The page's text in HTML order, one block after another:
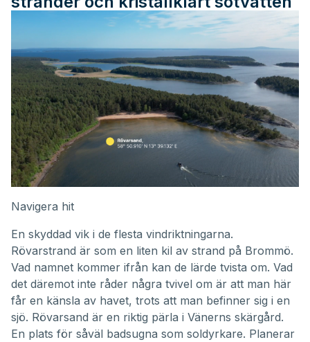
Navigera hit
En skyddad vik i de flesta vindriktningarna.
Rövarstrand är som en liten kil av strand på Brommö.
Vad namnet kommer ifrån kan de lärde tvista om. Vad
det däremot inte råder några tvivel om är att man här
får en känsla av havet, trots att man befinner sig i en
sjö. Rövarsand är en riktig pärla i Vänerns skärgård.
En plats för såväl badsugna som soldyrkare. Planerar